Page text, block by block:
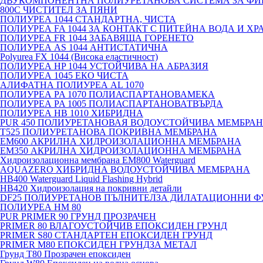
800C ЧИСТИТЕЛ ЗА ПЯНИ
ПОЛИУРЕА 1044 СТАНДАРТНА, ЧИСТА
ПОЛИУРЕА FA 1044 ЗА КОНТАКТ С ПИТЕЙНА ВОДА И
ПОЛИУРЕА FR 1044 ЗАБАВЯЩА ГОРЕНЕТО
ПОЛИУРЕА AS 1044 АНТИСТАТИЧНА
Polyurea FX 1044 (Висока еластичност)
ПОЛИУРЕА HP 1044 УСТОЙЧИВА НА АБРАЗИЯ
ПОЛИУРЕА 1045 ЕКО ЧИСТА
АЛИФАТНА ПОЛИУРЕА AL 1070
ПОЛИУРЕА PA 1070 ПОЛИАСПАРТАНОВАМЕКА
ПОЛИУРЕА PA 1005 ПОЛИАСПАРТАНОВАТВЪРДА
ПОЛИУРЕА HB 1010 ХИБРИДНА
PUR 450 ПОЛИУРЕТАНОВАЯ ВОДОУСТОЙЧИВА
T525 ПОЛИУРЕТАНОВА ПОКРИВНА МЕМБРАНА
EM600 АКРИЛНА ХИДРОИЗОЛАЦИОННА МЕМБРАНА
EM350 АКРИЛНА ХИДРОИЗОЛАЦИОННА МЕМБРАНА
Хидроизолационна мембрана EM800 Waterguard
AQUAZERO ХИБРИДНА ВОДОУСТОЙЧИВА МЕМБРАНА
HB400 Waterguard Liquid Flashing Hybrid
HB420 Хидроизолация на покривни детайли
DF25 ПОЛИУРЕТАНОВ ПЪЛНИТЕЛЗА ДИЛАТАЦИОННИ
ПОЛИУРЕА HM 80
PUR PRIMER 90 ГРУНД ПРОЗРАЧЕН
PRIMER 80 ВЛАГОУСТОЙЧИВ ЕПОКСИДЕН ГРУНД
PRIMER S80 СТАНДАРТЕН ЕПОКСИДЕН ГРУНД
PRIMER M80 ЕПОКСИДЕН ГРУНДЗА МЕТАЛ
Грунд Т80 Прозрачен епоксиден